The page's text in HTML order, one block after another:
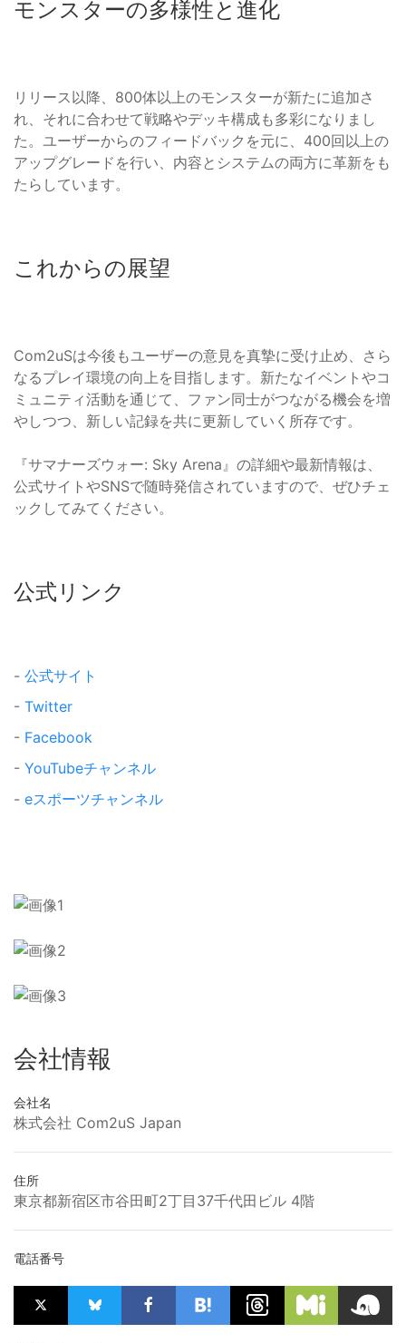
モンスターの多様性と進化
リリース以降、800体以上のモンスターが新たに追加さ
れ、それに合わせて戦略やデッキ構成も多彩になりまし
た。ユーザーからのフィードバックを元に、400回以上の
アップグレードを行い、内容とシステムの両方に革新をも
たらしています。
これからの展望
Com2uSは今後もユーザーの意見を真摯に受け止め、さら
なるプレイ環境の向上を目指します。新たなイベントやコ
ミュニティ活動を通じて、ファン同士がつながる機会を増
やしつつ、新しい記録を共に更新していく所存です。
『サマナーズウォー: Sky Arena』の詳細や最新情報は、
公式サイトやSNSで随時発信されていますので、ぜひチェ
ックしてみてください。
公式リンク
- 公式サイト
- Twitter
- Facebook
- YouTubeチャンネル
- eスポーツチャンネル
会社情報
会社名
株式会社 Com2uS Japan
住所
東京都新宿区市谷田町2丁目37千代田ビル 4階
電話番号